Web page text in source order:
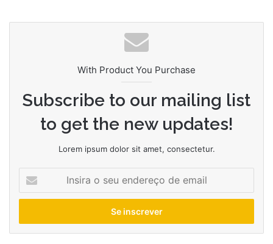
With Product You Purchase
Subscribe to our mailing list
to get the new updates!
Lorem ipsum dolor sit amet, consectetur.
seu
de
email